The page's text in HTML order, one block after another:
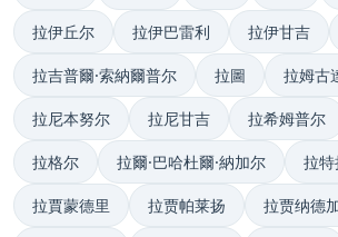
拉伊丘尔 拉伊巴雷利 拉伊甘吉
拉吉普爾·索納爾普尔 拉圖 拉姆古
拉尼本努尔 拉尼甘吉 拉希姆普尔
拉格尔 拉爾·巴哈杜爾·納加尔 拉
拉賈蒙德里 拉贾帕莱扬 拉贾纳德